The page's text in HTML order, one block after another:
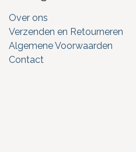
Over ons
Verzenden en Retourneren
Algemene Voorwaarden
Contact